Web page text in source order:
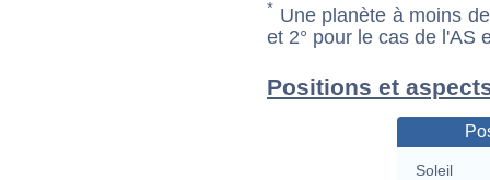
* Une planète à moins
et 2° pour le cas de l'AS
Positions et
Soleil